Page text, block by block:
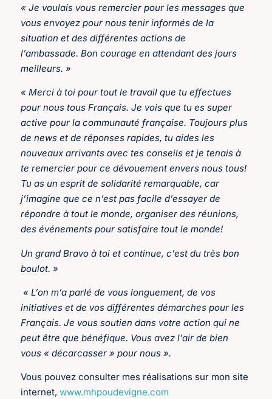
« Je voulais vous remercier pour les messages que
vous envoyez pour nous tenir informés de la
situation et des différentes actions de
l’ambassade. Bon courage en attendant des jours
meilleurs. »
« Merci à toi pour tout le travail que tu effectues
pour nous tous Français. Je vois que tu es super
active pour la communauté française. Toujours plus
de news et de réponses rapides, tu aides les
nouveaux arrivants avec tes conseils et je tenais à
te remercier pour ce dévouement envers nous tous!
Tu as un esprit de solidarité remarquable, car
j’imagine que ce n’est pas facile d’essayer de
répondre à tout le monde, organiser des réunions,
des événements pour satisfaire tout le monde!
Un grand Bravo à toi et continue, c’est du très bon
boulot. »
« L’on m’a parlé de vous longuement, de vos
initiatives et de vos différentes démarches pour les
Français. Je vous soutien dans votre action qui ne
peut être que bénéfique. Vous avez l’air de bien
vous « décarcasser » pour nous ».
Vous pouvez consulter mes réalisations sur mon site
internet,www.mhpoudevigne.com